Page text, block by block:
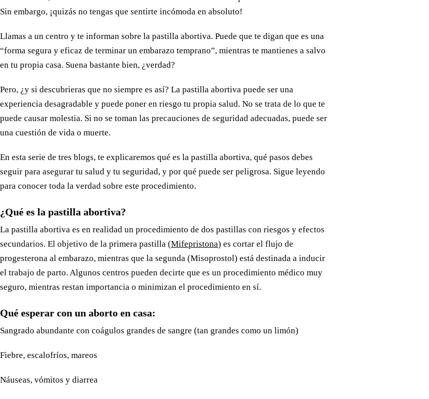
Sin embargo, ¡quizás no tengas que sentirte incómoda en absoluto!
Llamas a un centro y te informan sobre la pastilla abortiva. Puede que te digan que es una
“forma segura y eficaz de terminar un embarazo temprano”, mientras te mantienes a salvo
en tu propia casa. Suena bastante bien, ¿verdad?
Pero, ¿y si descubrieras que no siempre es así? La pastilla abortiva puede ser una
experiencia desagradable y puede poner en riesgo tu propia salud. No se trata de lo que te
puede causar molestia. Si no se toman las precauciones de seguridad adecuadas, puede ser
una cuestión de vida o muerte.
En esta serie de tres blogs, te explicaremos qué es la pastilla abortiva, qué pasos debes
seguir para asegurar tu salud y tu seguridad, y por qué puede ser peligrosa. Sigue leyendo
para conocer toda la verdad sobre este procedimiento.
¿Qué es la pastilla abortiva?
La pastilla abortiva es en realidad un procedimiento de dos pastillas con riesgos y efectos
secundarios. El objetivo de la primera pastilla (Mifepristona) es cortar el flujo de
progesterona al embarazo, mientras que la segunda (Misoprostol) está destinada a inducir
el trabajo de parto. Algunos centros pueden decirte que es un procedimiento médico muy
seguro, mientras restan importancia o minimizan el procedimiento en sí.
Qué esperar con un aborto en casa:
Sangrado abundante con coágulos grandes de sangre (tan grandes como un limón)
Fiebre, escalofríos, mareos
Náuseas, vómitos y diarrea